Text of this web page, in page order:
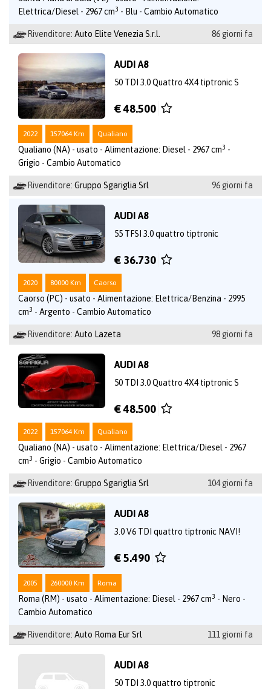
Elettrica/Diesel - 2967 cm3 - Blu - Cambio Automatico
Rivenditore: Auto Elite Venezia S.r.l. 86 giorni fa
AUDI A8
50 TDI 3.0 Quattro 4X4 tiptronic S
€ 48.500
2022 157064 Km Qualiano
Qualiano (NA) - usato - Alimentazione: Diesel - 2967 cm3 -
Grigio - Cambio Automatico
Rivenditore: Gruppo Sgariglia Srl 96 giorni fa
AUDI A8
55 TFSI 3.0 quattro tiptronic
€ 36.730
2020 80000 Km Caorso
Caorso (PC) - usato - Alimentazione: Elettrica/Benzina - 2995
cm3 - Argento - Cambio Automatico
Rivenditore: Auto Lazeta 98 giorni fa
AUDI A8
50 TDI 3.0 Quattro 4X4 tiptronic S
€ 48.500
2022 157064 Km Qualiano
Qualiano (NA) - usato - Alimentazione: Elettrica/Diesel - 2967
cm3 - Grigio - Cambio Automatico
Rivenditore: Gruppo Sgariglia Srl 104 giorni fa
AUDI A8
3.0 V6 TDI quattro tiptronic NAVI!
€ 5.490
2005 260000 Km Roma
Roma (RM) - usato - Alimentazione: Diesel - 2967 cm3 - Nero -
Cambio Automatico
Rivenditore: Auto Roma Eur Srl 111 giorni fa
AUDI A8
50 TDI 3.0 quattro tiptronic